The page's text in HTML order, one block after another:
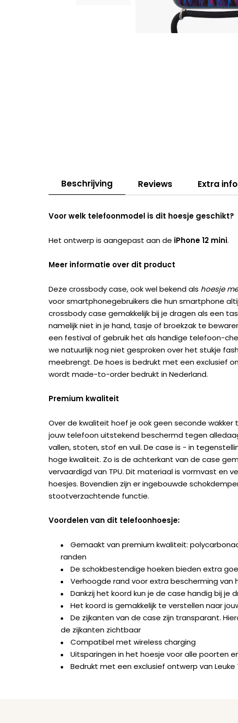
Beschrijving Reviews Extra
Voor welk telefoonmodel is dit hoesje geschikt?
Het ontwerp is aangepast aan de iPhone 12 mini.
Meer informatie over dit product
Deze crossbody case, ook wel bekend als hoesje
voor smartphonegebruikers die hun smartphone
crossbody case gemakkelijk bij je dragen als een
namelijk niet in je hand, tasje of broekzak te
een festival of gebruik het als handige telefoon-
we natuurlijk nog niet gesproken over het stukje
meebrengt. De hoes is bedrukt met een exclusief
wordt made-to-order bedrukt in Nederland.
Premium kwaliteit
Over de kwaliteit hoef je ook geen seconde
jouw telefoon uitstekend beschermd tegen
vallen, stoten, stof en vuil. De case is - in
hoge kwaliteit. Zo is de achterkant van de case
vervaardigd van TPU. Dit materiaal is vormvast en
hoesjes. Bovendien zijn er ingebouwde
stootverzachtende functie.
Voordelen van dit telefoonhoesje:
Gemaakt van premium kwaliteit:
randen
De schokbestendige hoeken bieden extra
Verhoogde rand voor extra bescherming van
Dankzij het koord kun je de case handig bij je
Het koord is gemakkelijk te verstellen naar
De zijkanten van de case zijn transparant.
de zijkanten zichtbaar
Compatibel met wireless charging
Uitsparingen in het hoesje voor alle poorten
Bedrukt met een exclusief ontwerp van